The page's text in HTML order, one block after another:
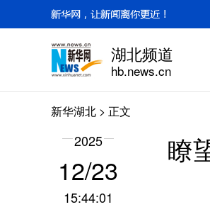
湖北频道
hb.news.cn
新华湖北 > 正文
2025
12/23
15:44:01
瞭